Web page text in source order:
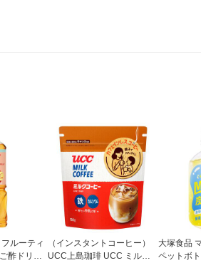
ルーティ
酢ドリン
（インスタントコーヒー）
UCC上島珈琲 UCC ミルク
大塚食品
ペットボ